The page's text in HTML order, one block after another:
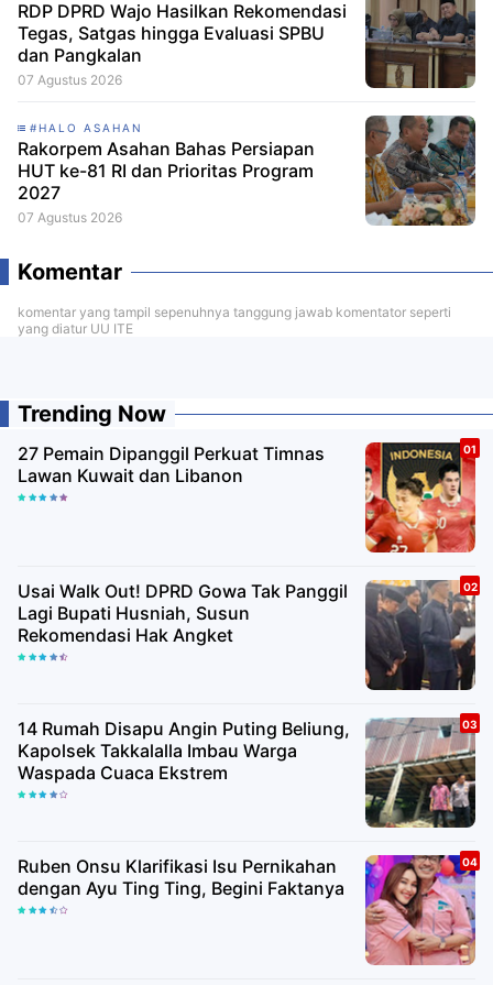
RDP DPRD Wajo Hasilkan Rekomendasi
Tegas, Satgas hingga Evaluasi SPBU
dan Pangkalan
07 Agustus 2026
#HALO ASAHAN
Rakorpem Asahan Bahas Persiapan
HUT ke-81 RI dan Prioritas Program
2027
07 Agustus 2026
Komentar
komentar yang tampil sepenuhnya tanggung jawab komentator seperti
yang diatur UU ITE
Trending Now
27 Pemain Dipanggil Perkuat Timnas
Lawan Kuwait dan Libanon
Usai Walk Out! DPRD Gowa Tak Panggil
Lagi Bupati Husniah, Susun
Rekomendasi Hak Angket
14 Rumah Disapu Angin Puting Beliung,
Kapolsek Takkalalla Imbau Warga
Waspada Cuaca Ekstrem
Ruben Onsu Klarifikasi Isu Pernikahan
dengan Ayu Ting Ting, Begini Faktanya